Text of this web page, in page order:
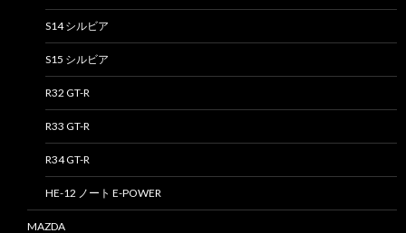
S14 シルビア
S15 シルビア
R32 GT-R
R33 GT-R
R34 GT-R
HE-12 ノート E-POWER
MAZDA